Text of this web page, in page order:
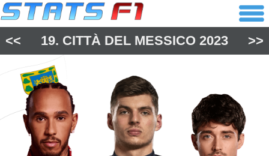
<< 19. CITTÀ DEL MESSICO 2023 >>